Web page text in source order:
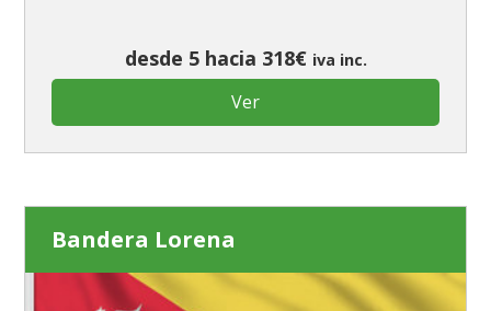
desde 5 hacia 318€ iva inc.
Ver
Bandera Lorena